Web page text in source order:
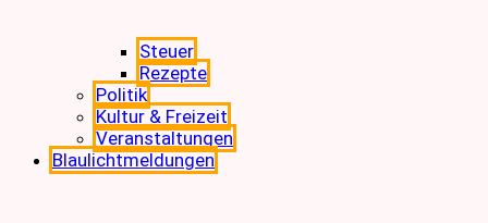
Steuer
Rezepte
Politik
Kultur & Freizeit
Veranstaltungen
Blaulichtmeldungen